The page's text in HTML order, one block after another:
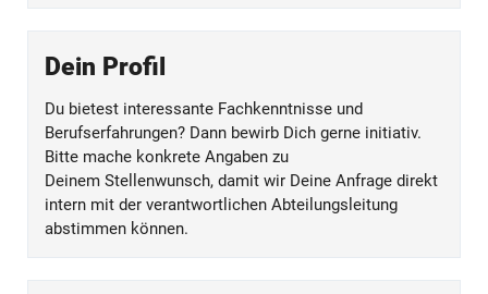
Dein Profil
Du bietest interessante Fachkenntnisse und
Berufserfahrungen? Dann bewirb Dich gerne initiativ.
Bitte mache konkrete Angaben zu
Deinem Stellenwunsch, damit wir Deine Anfrage direkt
intern mit der verantwortlichen Abteilungsleitung
abstimmen können.